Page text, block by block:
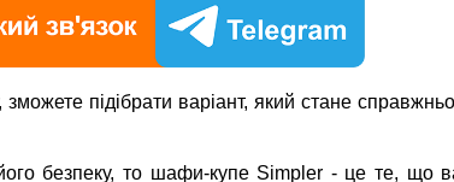
підібрати варіант, який стане
безпеку, то шафи-купе Simpler - це те, що